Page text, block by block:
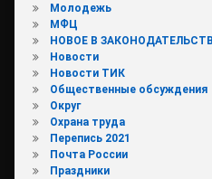
Молодежь
МФЦ
НОВОЕ В
Новости
Новости ТИК
Общественные обсуждения
Округ
Охрана труда
Перепись 2021
Почта России
Праздники